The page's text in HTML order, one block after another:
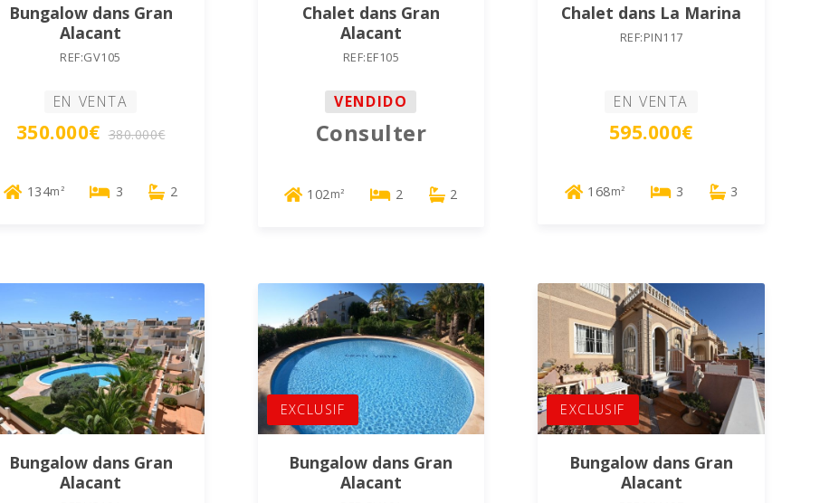
Bungalow dans Gran
Alacant
REF:GV105
EN VENTA
350.000€ 380.000€
134m² 3 2
Chalet dans Gran
Alacant
REF:EF105
VENDIDO
Consulter
102m² 2 2
Chalet dans La Marina
REF:PIN117
EN VENTA
595.000€
168m² 3 3
Bungalow dans Gran
Alacant
EXCLUSIF
Bungalow dans Gran
Alacant
EXCLUSIF
Bungalow dans Gran
Alacant